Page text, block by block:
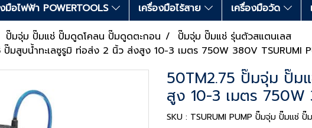
มือไฟฟ้า POWERTOOLS เครื่องมือไร้สาย เครื่องมือวัด
ปั๊มจุ่ม ปั๊มแช่ ปั๊มดูดโคลน ปั๊มดูดตะกอน
ปั๊มจุ่ม ปั๊มแช่ รุ่นตัวสแตนเลส
มสูบน้ำทะเลซูรูมิ ท่อส่ง 2 นิ้ว ส่งสูง 10-3 เมตร 750W 380V TSURUMI
50TM2.75 ปั๊มจุ่ม ปั๊ม
สูง 10-3 เมตร 750W
SKU : TSURUMI PUMP ปั๊มจุ่ม ปั๊มแช่